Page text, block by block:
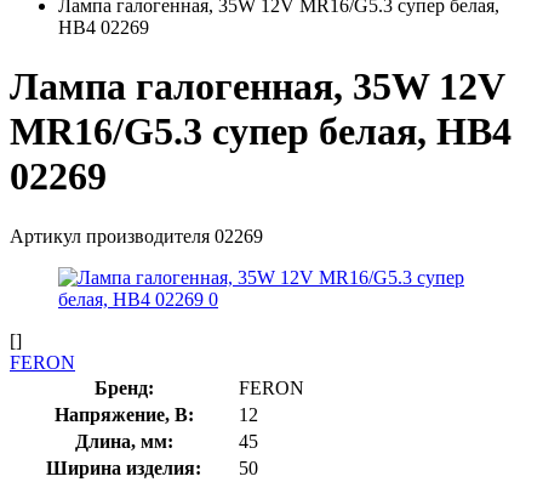
Лампа галогенная, 35W 12V MR16/G5.3 супер белая,
HB4 02269
Лампа галогенная, 35W 12V
MR16/G5.3 супер белая, HB4
02269
Артикул производителя 02269
[]
FERON
Бренд:
FERON
Напряжение, В:
12
Длина, мм:
45
Ширина изделия:
50